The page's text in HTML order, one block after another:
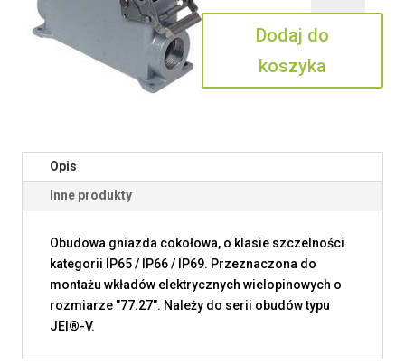
16.32
Dodaj do
koszyka
Opis
Inne produkty
Obudowa gniazda cokołowa, o klasie szczelności
kategorii IP65 / IP66 / IP69. Przeznaczona do
montażu wkładów elektrycznych wielopinowych o
rozmiarze "77.27". Należy do serii obudów typu
JEI®-V.